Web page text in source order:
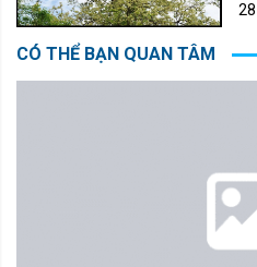
CÓ THỂ BẠN QUAN TÂM